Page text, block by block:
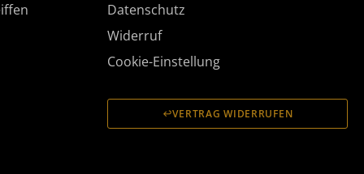
Datenschutz
Widerruf
Cookie-Einstellung
VERTRAG WIDERRUFEN